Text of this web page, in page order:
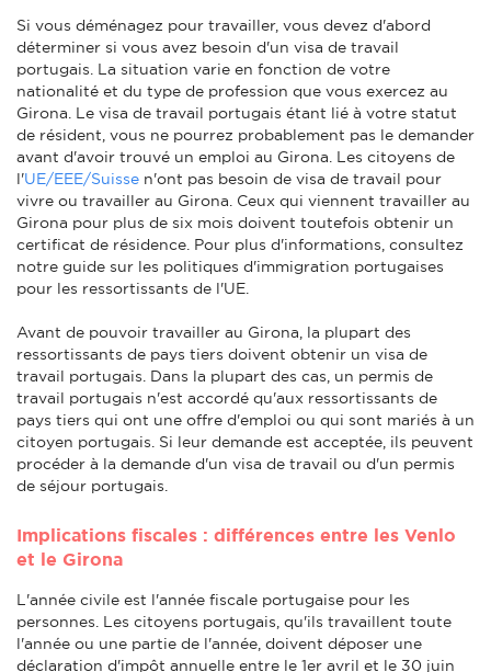
Si vous déménagez pour travailler, vous devez d'abord
déterminer si vous avez besoin d'un visa de travail
portugais. La situation varie en fonction de votre
nationalité et du type de profession que vous exercez au
Girona. Le visa de travail portugais étant lié à votre statut
de résident, vous ne pourrez probablement pas le demander
avant d'avoir trouvé un emploi au Girona. Les citoyens de
l'UE/EEE/Suisse n'ont pas besoin de visa de travail pour
vivre ou travailler au Girona. Ceux qui viennent travailler au
Girona pour plus de six mois doivent toutefois obtenir un
certificat de résidence. Pour plus d'informations, consultez
notre guide sur les politiques d'immigration portugaises
pour les ressortissants de l'UE.
Avant de pouvoir travailler au Girona, la plupart des
ressortissants de pays tiers doivent obtenir un visa de
travail portugais. Dans la plupart des cas, un permis de
travail portugais n'est accordé qu'aux ressortissants de
pays tiers qui ont une offre d'emploi ou qui sont mariés à un
citoyen portugais. Si leur demande est acceptée, ils peuvent
procéder à la demande d'un visa de travail ou d'un permis
de séjour portugais.
Implications fiscales : différences entre les Venlo
et le Girona
L'année civile est l'année fiscale portugaise pour les
personnes. Les citoyens portugais, qu'ils travaillent toute
l'année ou une partie de l'année, doivent déposer une
déclaration d'impôt annuelle entre le 1er avril et le 30 juin